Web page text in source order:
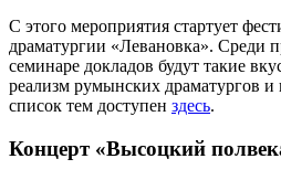
С этого мероприятия стартует
драматургии «Левановка». Среди
семинаре докладов будут такие
реализм румынских драматургов
список тем доступен здесь.
Концерт «Высоцкий